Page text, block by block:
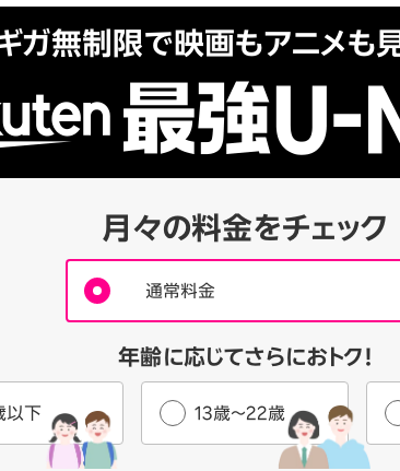
ガ無制限で映画もアニメも
月々の料金をチェック
通常料金
年齢に応じてさらにおトク！
以下 13歳～22歳